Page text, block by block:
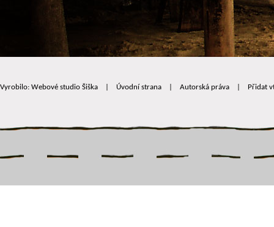
Vyrobilo: Webové studio Šiška Úvodní strana Autorská práva Přidat